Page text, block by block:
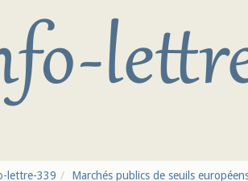
lettre-339 Marchés publics de seuils